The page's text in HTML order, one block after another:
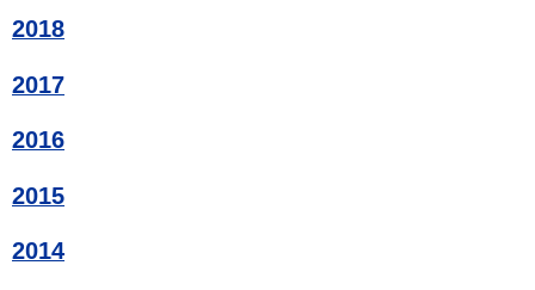
2018
2017
2016
2015
2014